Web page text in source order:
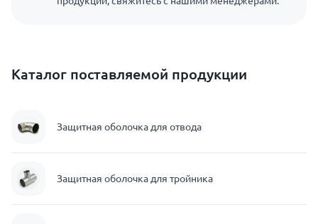
Каталог поставляемой продукции
Защитная оболочка для отвода
Защитная оболочка для тройника